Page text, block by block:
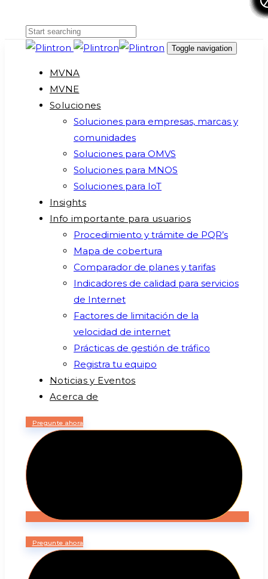
primary
content
Toggle navigation
MVNA
MVNE
Soluciones
Soluciones para empresas, marcas y
comunidades
Soluciones para OMVS
Soluciones para MNOS
Soluciones para IoT
Insights
Info importante para usuarios
Procedimiento y trámite de PQR’s
Mapa de cobertura
Comparador de planes y tarifas
Indicadores de calidad para servicios
de Internet
Factores de limitación de la
velocidad de internet
Prácticas de gestión de tráfico
Registra tu equipo
Noticias y Eventos
Acerca de
Pregunte ahora
Pregunte ahora